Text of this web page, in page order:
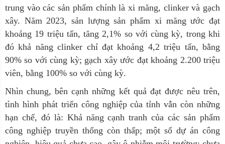
trung vào các sản phẩm chính là xi măng, clinker và gạch
xây. Năm 2023, sản lượng sản phẩm xi măng ước đạt
khoảng 19 triệu tấn, tăng 2,1% so với cùng kỳ, trong khi
đó khả năng clinker chỉ đạt khoảng 4,2 triệu tấn, bằng
90% so với cùng kỳ; gạch xây ước đạt khoảng 2.200 triệu
viên, bằng 100% so với cùng kỳ.
Nhìn chung, bên cạnh những kết quả đạt được nêu trên,
tình hình phát triển công nghiệp của tỉnh vẫn còn những
hạn chế, đó là: Khả năng cạnh tranh của các sản phẩm
công nghiệp truyền thống còn thấp; một số dự án công